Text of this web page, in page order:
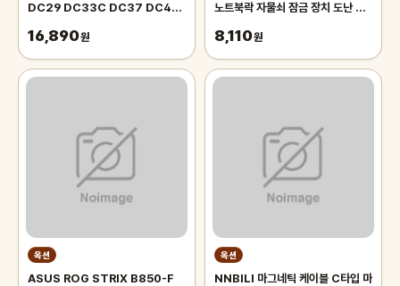
DC29 DC33C DC37 DC48
16,890원
노트북락 자물쇠 잠금 장치 도난 방
8,110원
옥션
ASUS ROG STRIX B850-F
옥션
NNBILI 마그네틱 케이블 C타입 마